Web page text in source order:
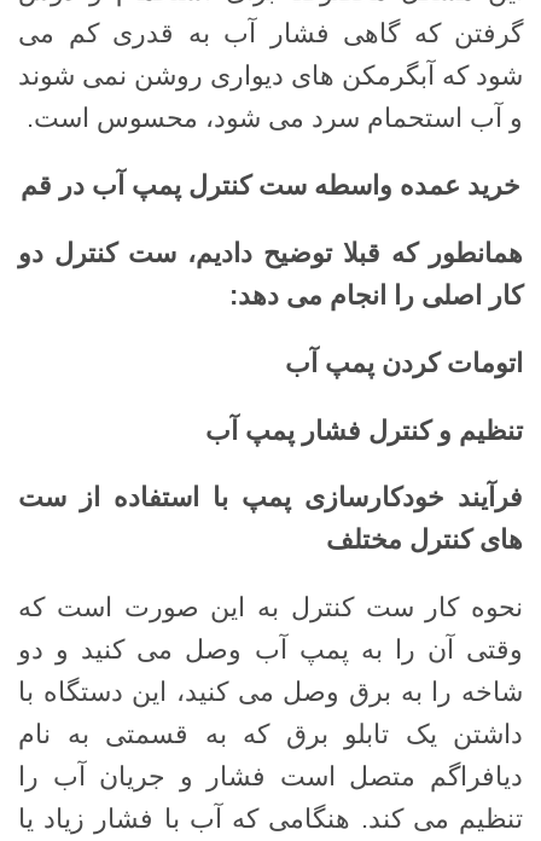
گرفتن که گاهی فشار آب به قدری کم می
شود که آبگرمکن های دیواری روشن نمی شوند
و آب استحمام سرد می شود، محسوس است.
خرید عمده واسطه ست کنترل پمپ آب در قم
همانطور که قبلا توضیح دادیم، ست کنترل دو
کار اصلی را انجام می دهد:
اتومات کردن پمپ آب
تنظیم و کنترل فشار پمپ آب
فرآیند خودکارسازی پمپ با استفاده از ست
های کنترل مختلف
نحوه کار ست کنترل به این صورت است که
وقتی آن را به پمپ آب وصل می کنید و دو
شاخه را به برق وصل می کنید، این دستگاه با
داشتن یک تابلو برق که به قسمتی به نام
دیافراگم متصل است فشار و جریان آب را
تنظیم می کند. هنگامی که آب با فشار زیاد یا